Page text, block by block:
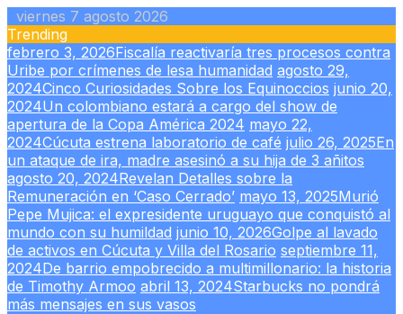
Skip
to
content
viernes 7 agosto 2026
Trending
febrero 3, 2026Fiscalía reactivaría tres procesos contra
Uribe por crímenes de lesa humanidad agosto 29,
2024Cinco Curiosidades Sobre los Equinoccios junio 20,
2024Un colombiano estará a cargo del show de
apertura de la Copa América 2024 mayo 22,
2024Cúcuta estrena laboratorio de café julio 26, 2025En
un ataque de ira, madre asesinó a su hija de 3 añitos
agosto 20, 2024Revelan Detalles sobre la
Remuneración en ‘Caso Cerrado’ mayo 13, 2025Murió
Pepe Mujica: el expresidente uruguayo que conquistó al
mundo con su humildad junio 10, 2026Golpe al lavado
de activos en Cúcuta y Villa del Rosario septiembre 11,
2024De barrio empobrecido a multimillonario: la historia
de Timothy Armoo abril 13, 2024Starbucks no pondrá
más mensajes en sus vasos